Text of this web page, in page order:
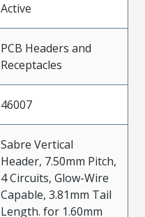
Active
PCB Headers and
Receptacles
46007
Sabre Vertical
Header, 7.50mm Pitch,
4 Circuits, Glow-Wire
Capable, 3.81mm Tail
Length. for 1.60mm